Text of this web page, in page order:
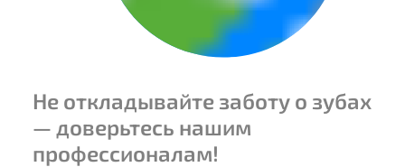
Не откладывайте заботу о зубах
— доверьтесь нашим
профессионалам!